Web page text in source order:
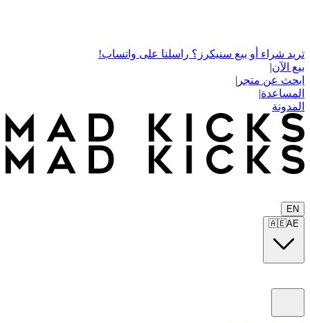
تريد شراء أو بيع سنيكرز؟ راسلنا على واتساب!
بيع الآن|
ابحث عن متجر |
المساعدة|
المدونة
EN
🇦🇪AE